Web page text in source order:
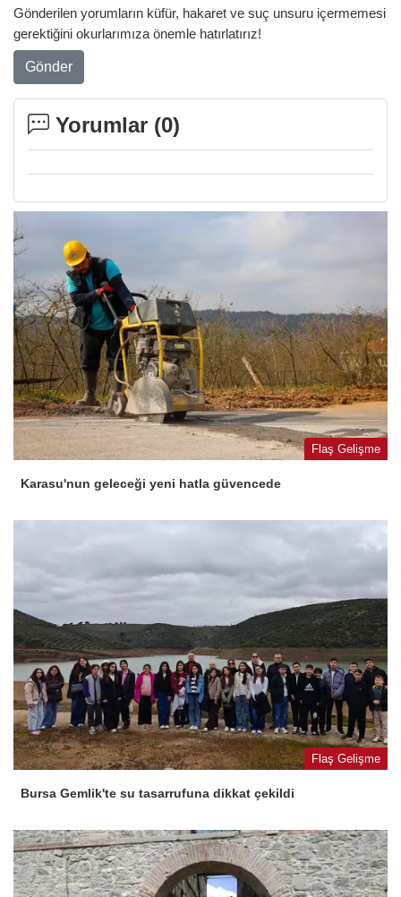
Gönderilen yorumların küfür, hakaret ve suç unsuru içermemesi
gerektiğini okurlarımıza önemle hatırlatırız!
Gönder
Yorumlar (0)
Flaş Gelişme
Karasu'nun geleceği yeni hatla güvencede
Flaş Gelişme
Bursa Gemlik'te su tasarrufuna dikkat çekildi